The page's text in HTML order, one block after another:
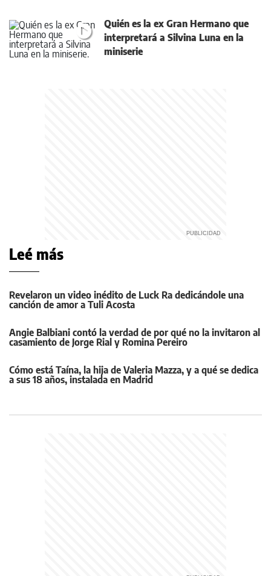
Quién es la ex Gran Hermano que
interpretará a Silvina Luna en la
miniserie
Leé más
Revelaron un video inédito de Luck Ra dedicándole una
canción de amor a Tuli Acosta
Angie Balbiani contó la verdad de por qué no la invitaron al
casamiento de Jorge Rial y Romina Pereiro
Cómo está Taína, la hija de Valeria Mazza, y a qué se dedica
a sus 18 años, instalada en Madrid